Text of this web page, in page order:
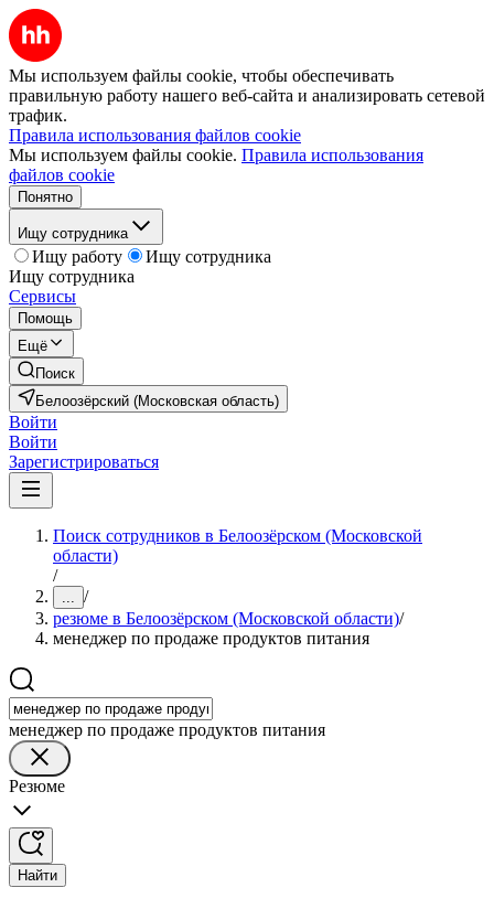
Мы используем файлы cookie, чтобы обеспечивать
правильную работу нашего веб-сайта и анализировать сетевой
трафик.
Правила использования файлов cookie
Мы используем файлы cookie. Правила использования
файлов cookie
Понятно
Ищу сотрудника
Ищу работу
Ищу сотрудника
Ищу сотрудника
Сервисы
Помощь
Ещё
Поиск
Белоозёрский (Московская область)
Войти
Войти
Зарегистрироваться
Поиск сотрудников в Белоозёрском (Московской
области)
/
... /
резюме в Белоозёрском (Московской области)/
менеджер по продаже продуктов питания
менеджер по продаже продуктов питания
Резюме
Найти